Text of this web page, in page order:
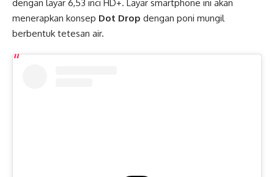
dengan layar 6,53 inci HD+. Layar smartphone ini akan
menerapkan konsep Dot Drop dengan poni mungil
berbentuk tetesan air.